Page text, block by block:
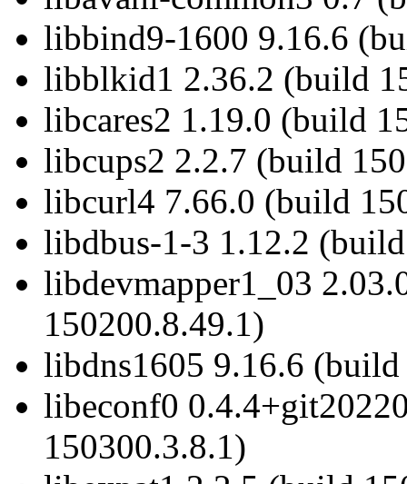
libbind9-1600 9.16.6
libblkid1 2.36.2 (build
libcares2 1.19.0 (build
libcups2 2.2.7 (build
libcurl4 7.66.0 (build
libdbus-1-3 1.12.2
libdevmapper1_03
150200.8.49.1)
libdns1605 9.16.6
libeconf0
150300.3.8.1)